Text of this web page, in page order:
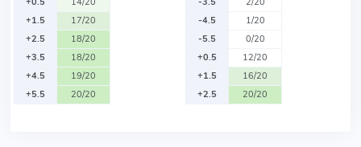
+1.5
17/20
+2.5
18/20
+3.5
18/20
+4.5
19/20
+5.5
20/20
-4.5
1/20
-5.5
0/20
+0.5
12/20
+1.5
16/20
+2.5
20/20